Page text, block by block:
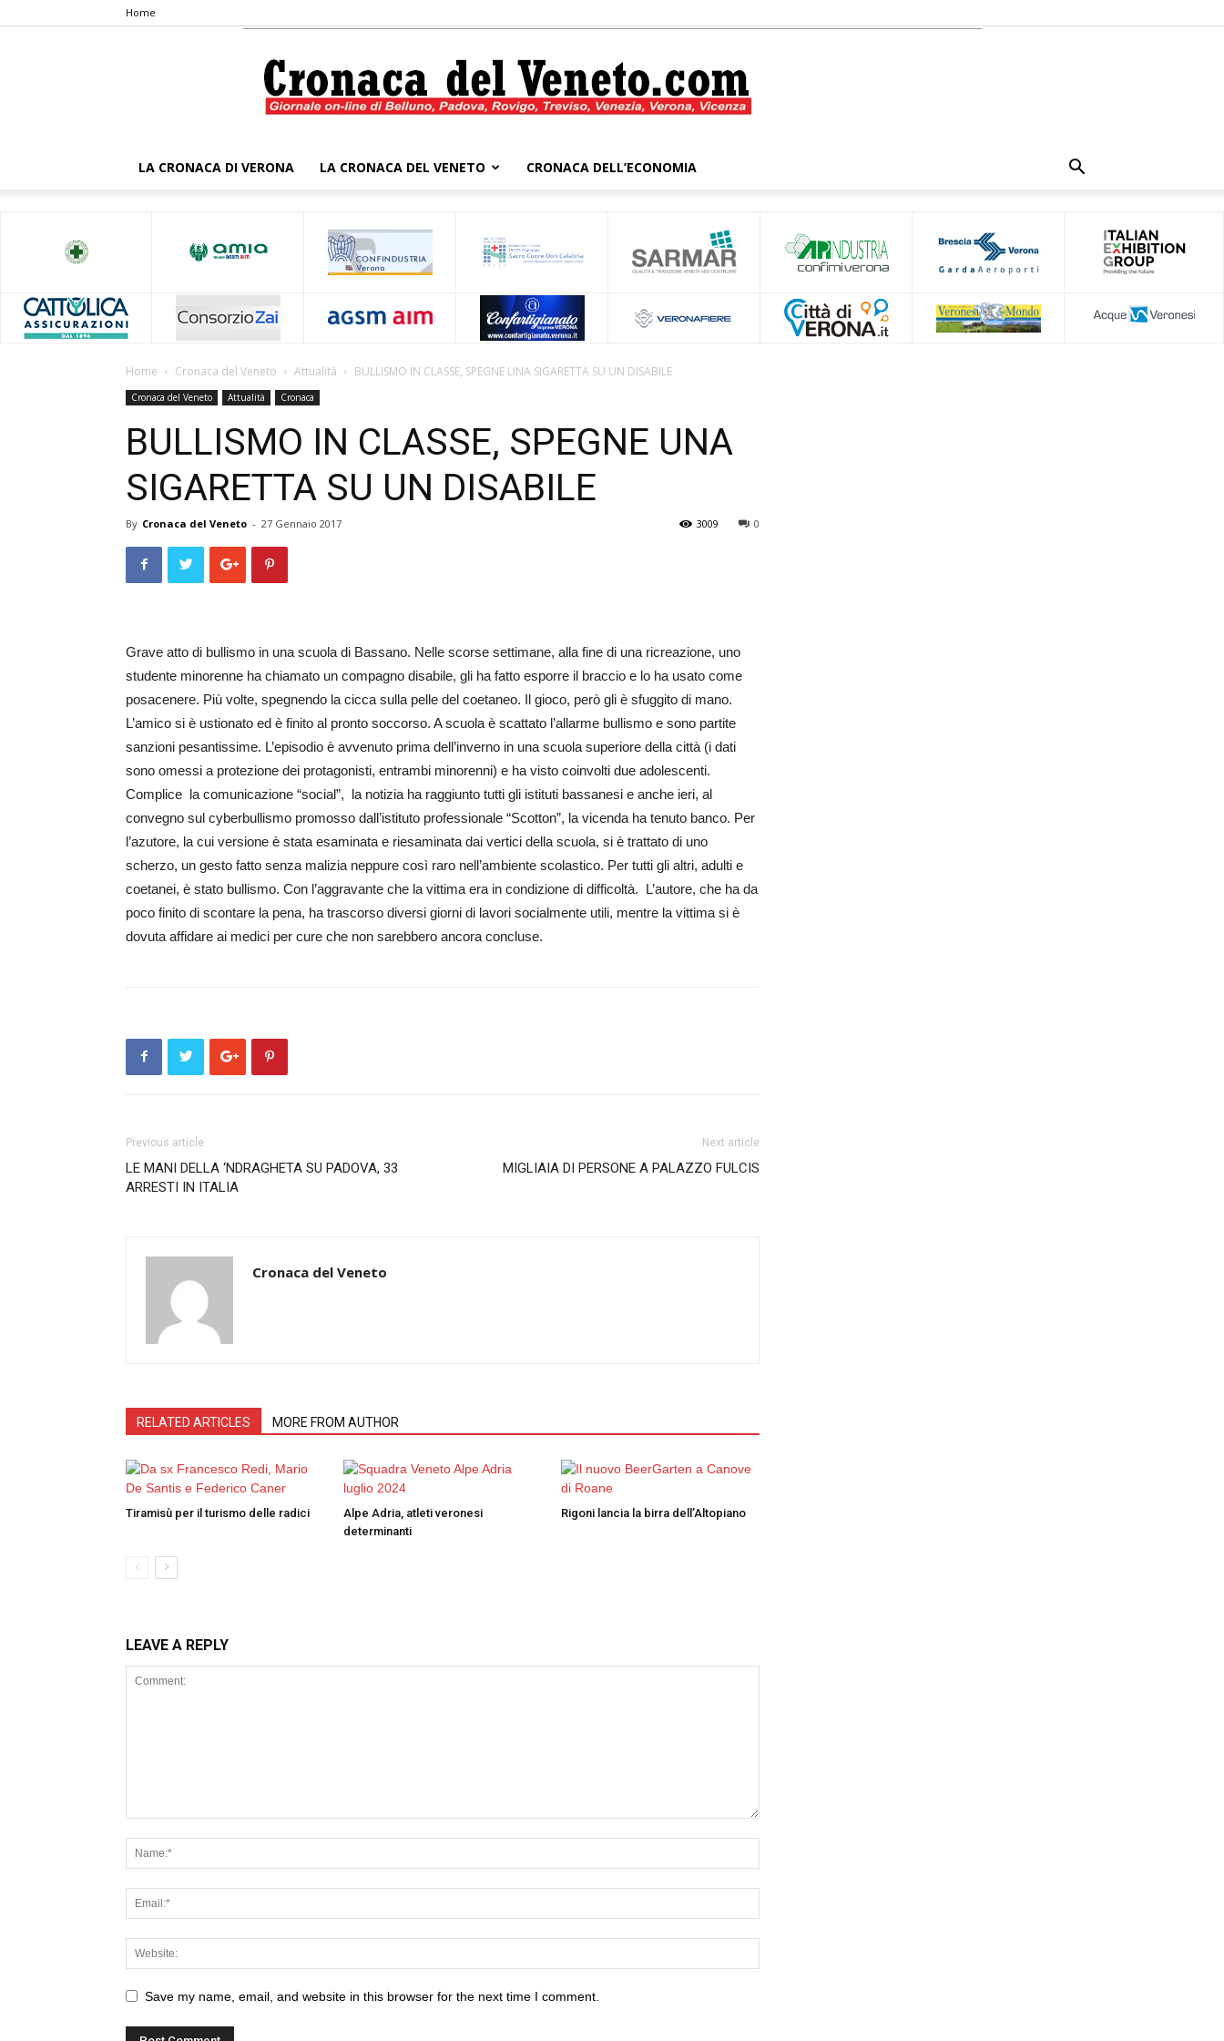
Home
Veneto
LA CRONACA DI VERONA LA CRONACA DEL VENETO CRONACA DELL’ECONOMIA
Home Cronaca del Veneto Attualità BULLISMO IN CLASSE, SPEGNE UNA SIGARETTA SU UN DISABILE
Cronaca del Veneto Attualità Cronaca
BULLISMO IN CLASSE, SPEGNE UNA
SIGARETTA SU UN DISABILE
By Cronaca del Veneto - 27 Gennaio 2017 0
3009
Grave atto di bullismo in una scuola di Bassano. Nelle scorse settimane, alla fine di una ricreazione, uno
studente minorenne ha chiamato un compagno disabile, gli ha fatto esporre il braccio e lo ha usato come
posacenere. Più volte, spegnendo la cicca sulla pelle del coetaneo. Il gioco, però gli è sfuggito di mano.
L’amico si è ustionato ed è finito al pronto soccorso. A scuola è scattato l’allarme bullismo e sono partite
sanzioni pesantissime. L’episodio è avvenuto prima dell’inverno in una scuola superiore della città (i dati
sono omessi a protezione dei protagonisti, entrambi minorenni) e ha visto coinvolti due adolescenti.
Complice la comunicazione “social”, la notizia ha raggiu­nto tutti gli istituti bassanesi e anche ieri, al
convegno sul cyberbullismo promosso da­ll’­is­tituto professionale “Scotton”, la vicenda ha te­nuto banco. Per
l’a­zutore, la cui versione è stata esaminata e riesaminata dai vertici della scuola, si è trattato di uno
scherzo, un gesto fatto senza malizia neppure così raro nell’ambiente scolastico. Per tutti gli altri, adulti e
coetanei, è stato bullismo. Con l’aggravante che la vittima era in condizione di difficoltà. L’a­utore, che ha da
poco finito di scontare la pena, ha trascorso diversi giorni di lavori so­cialmente utili, mentre la vittima si è
dovuta affidare ai medici per cure che non sarebbero ancora concluse.
Previous article
LE MANI DELLA ‘NDRAGHETA SU PADOVA, 33
ARRESTI IN ITALIA
Next article
MIGLIAIA DI PERSONE A PALAZZO FULCIS
Cronaca del Veneto
RELATED ARTICLES MORE FROM AUTHOR
Tiramisù per il turismo delle radici
Alpe Adria, atleti veronesi
determinanti
Rigoni lancia la birra dell’Altopiano
LEAVE A REPLY
Save my name, email, and website in this browser for the next time I comment.